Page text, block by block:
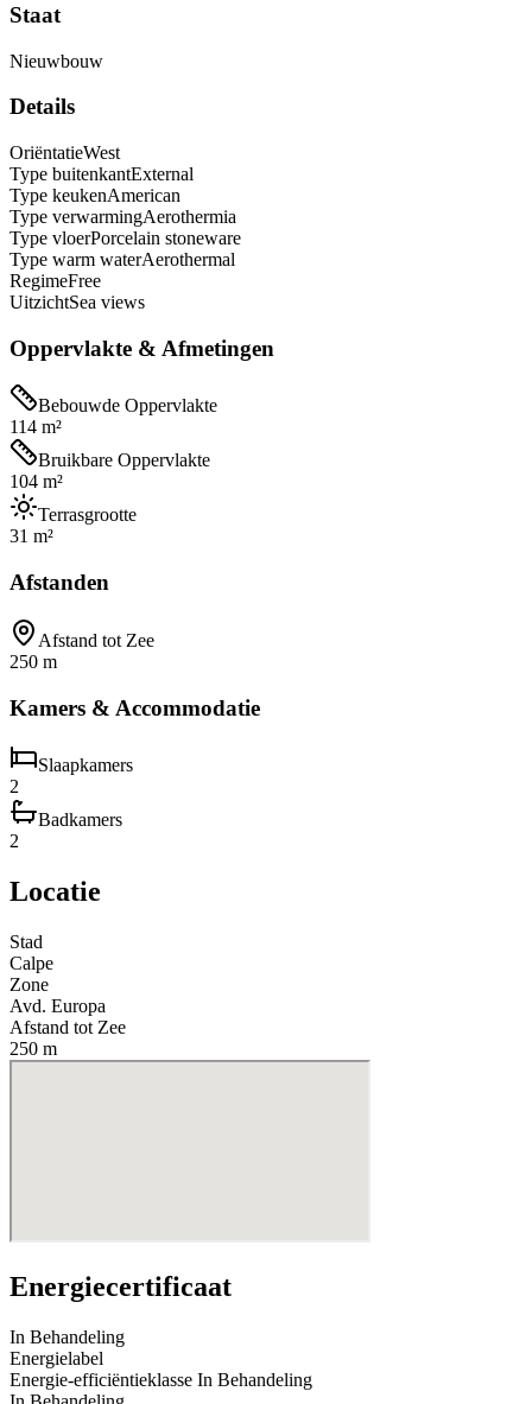
Staat
Nieuwbouw
Details
OriëntatieWest
Type buitenkantExternal
Type keukenAmerican
Type verwarmingAerothermia
Type vloerPorcelain stoneware
Type warm waterAerothermal
RegimeFree
UitzichtSea views
Oppervlakte & Afmetingen
Bebouwde Oppervlakte
114 m²
Bruikbare Oppervlakte
104 m²
Terrasgrootte
31 m²
Afstanden
Afstand tot Zee
250 m
Kamers & Accommodatie
Slaapkamers
2
Badkamers
2
Locatie
Stad
Calpe
Zone
Avd. Europa
Afstand tot Zee
250 m
Energiecertificaat
In Behandeling
Energielabel
Energie-efficiëntieklasse In Behandeling